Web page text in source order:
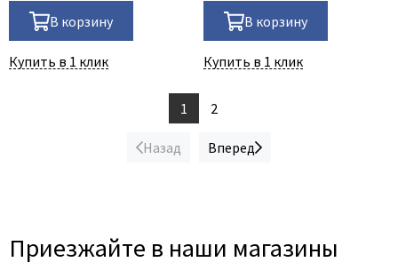
В корзину
Купить в 1 клик
В корзину
Купить в 1 клик
Назад
1 2
Вперед
Приезжайте в наши магазины